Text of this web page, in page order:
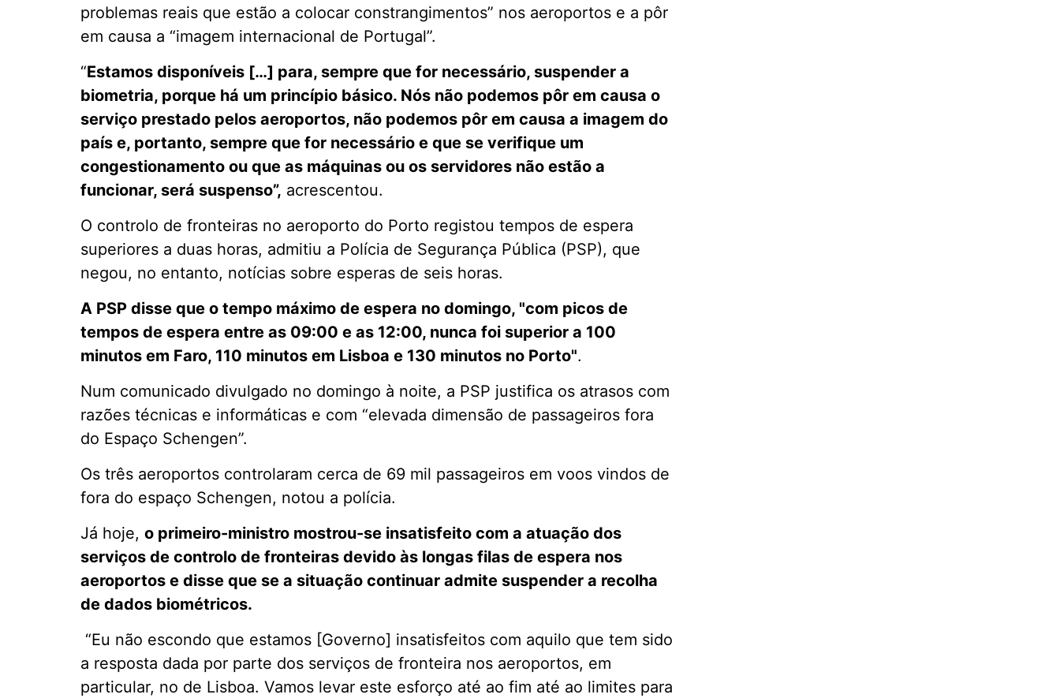
problemas reais que estão a colocar constrangimentos” nos aeroportos e a pôr
em causa a “imagem internacional de Portugal”.
“Estamos disponíveis […] para, sempre que for necessário, suspender a
biometria, porque há um princípio básico. Nós não podemos pôr em causa o
serviço prestado pelos aeroportos, não podemos pôr em causa a imagem do
país e, portanto, sempre que for necessário e que se verifique um
congestionamento ou que as máquinas ou os servidores não estão a
funcionar, será suspenso”, acrescentou.
O controlo de fronteiras no aeroporto do Porto registou tempos de espera
superiores a duas horas, admitiu a Polícia de Segurança Pública (PSP), que
negou, no entanto, notícias sobre esperas de seis horas.
A PSP disse que o tempo máximo de espera no domingo, "com picos de
tempos de espera entre as 09:00 e as 12:00, nunca foi superior a 100
minutos em Faro, 110 minutos em Lisboa e 130 minutos no Porto".
Num comunicado divulgado no domingo à noite, a PSP justifica os atrasos com
razões técnicas e informáticas e com “elevada dimensão de passageiros fora
do Espaço Schengen”.
Os três aeroportos controlaram cerca de 69 mil passageiros em voos vindos de
fora do espaço Schengen, notou a polícia.
Já hoje, o primeiro-ministro mostrou-se insatisfeito com a atuação dos
serviços de controlo de fronteiras devido às longas filas de espera nos
aeroportos e disse que se a situação continuar admite suspender a recolha
de dados biométricos.
“Eu não escondo que estamos [Governo] insatisfeitos com aquilo que tem sido
a resposta dada por parte dos serviços de fronteira nos aeroportos, em
particular, no de Lisboa. Vamos levar este esforço até ao fim até ao limites para